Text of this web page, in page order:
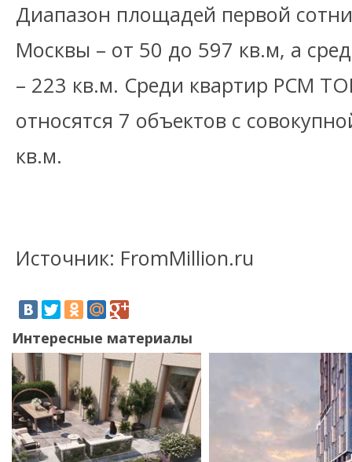
Диапазон площадей первой
Москвы – от 50 до 597 кв.м, а
– 223 кв.м. Среди квартир PCM
относятся 7 объектов с
кв.м.
Источник: FromMillion.ru
Интересные материалы